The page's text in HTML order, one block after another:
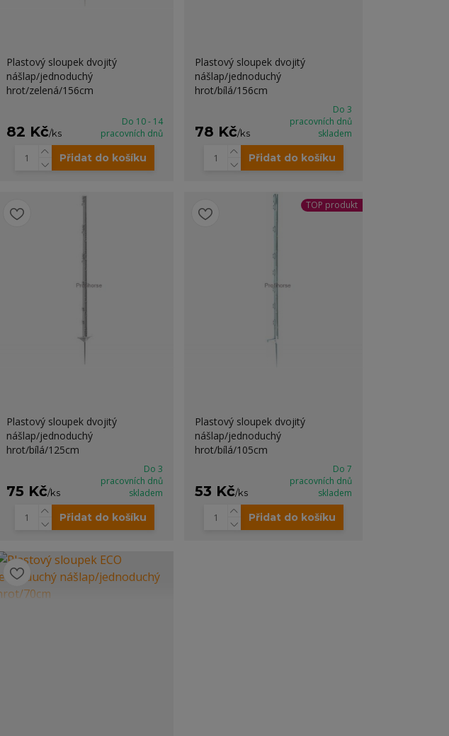
Plastový sloupek dvojitý
nášlap/jednoduchý
hrot/zelená/156cm
82 Kč/ks
Do 10 - 14
pracovních dnů
Přidat do košíku
Plastový sloupek dvojitý
nášlap/jednoduchý
hrot/bílá/156cm
78 Kč/ks
Do 3
pracovních dnů
skladem
Přidat do košíku
Plastový sloupek dvojitý
nášlap/jednoduchý
hrot/bílá/125cm
75 Kč/ks
Do 3
pracovních dnů
skladem
Přidat do košíku
TOP produkt
Plastový sloupek dvojitý
nášlap/jednoduchý
hrot/bílá/105cm
53 Kč/ks
Do 7
pracovních dnů
skladem
Přidat do košíku